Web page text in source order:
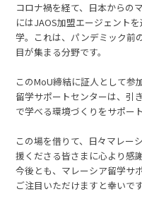
コロナ禍を経て、日本からの
にはJAOS加盟エージェント
学。これは、パンデミック前
目が集まる分野です。
このMoU締結に証人として参
留学サポートセンターは、引
で学べる環境づくりをサポー
この場を借りて、日々マレー
援くださる皆さまに心より感
今後とも、マレーシア留学サ
ご注目いただけますと幸いです